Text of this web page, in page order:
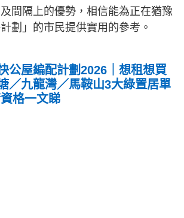
間隔上的優勢，相信能為正在猶豫
劃」的市民提供實用的參考。
公屋編配計劃2026｜想租想買
／九龍灣／馬鞍山3大綠置居單
格一文睇